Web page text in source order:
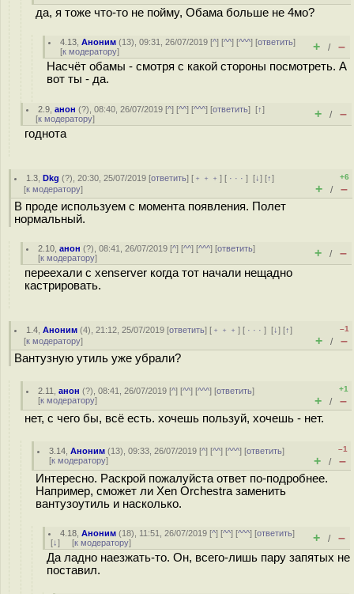
да, я тоже что-то не пойму, Обама больше не 4мо?
4.13 ,Аноним (13), 09:31, 26/07/2019 [^] [^^] [^^^] [ответить]
[к модератору] + / –
Насчёт обамы - смотря с какой стороны посмотреть. А
вот ты - да.
2.9 ,анон (?), 08:40, 26/07/2019 [^] [^^] [^^^] [ответить][↑]
[к модератору] + / –
годнота
1.3 ,Dkg (?), 20:30, 25/07/2019 [ответить] [ ﹢﹢﹢] [ · · ·][↓] [↑]
[к модератору]
+6
+ / –
В проде используем с момента появления. Полет
нормальный.
2.10 ,анон (?), 08:41, 26/07/2019 [^] [^^] [^^^] [ответить]
[к модератору] + / –
переехали с xenserver когда тот начали нещадно
кастрировать.
1.4 ,Аноним (4), 21:12, 25/07/2019 [ответить] [ ﹢﹢﹢] [ · · ·][↓] [↑]
[к модератору]
–1
+ / –
Вантузную утиль уже убрали?
2.11 ,анон (?), 08:41, 26/07/2019 [^] [^^] [^^^] [ответить]
[к модератору]
+1
+ / –
нет, с чего бы, всё есть. хочешь пользуй, хочешь - нет.
3.14 ,Аноним (13), 09:33, 26/07/2019 [^] [^^] [^^^] [ответить]
[к модератору]
–1
+ / –
Интересно. Раскрой пожалуйста ответ по-подробнее.
Например, сможет ли Xen Orchestra заменить
вантузоутиль и насколько.
4.18 ,Аноним (18), 11:51, 26/07/2019 [^] [^^] [^^^] [ответить]
[↓] [к модератору] + / –
Да ладно наезжать-то. Он, всего-лишь пару запятых не
поставил.